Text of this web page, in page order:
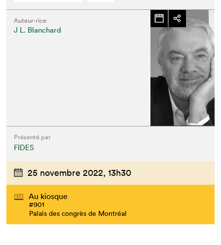
Auteur·rice
J L. Blanchard
Présenté par
FIDES
25 novembre 2022, 13h30
Au kiosque
#901
Palais des congrès de Montréal